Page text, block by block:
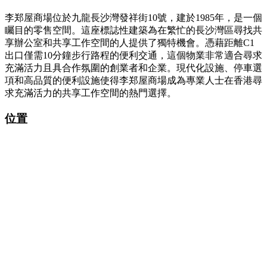
李郑屋商場位於九龍長沙灣發祥街10號，建於1985年，是一個
矚目的零售空間。這座標誌性建築為在繁忙的長沙灣區尋找共
享辦公室和共享工作空間的人提供了獨特機會。憑藉距離C1
出口僅需10分鐘步行路程的便利交通，這個物業非常適合尋求
充滿活力且具合作氛圍的創業者和企業。現代化設施、停車選
項和高品質的便利設施使得李郑屋商場成為專業人士在香港尋
求充滿活力的共享工作空間的熱門選擇。
位置